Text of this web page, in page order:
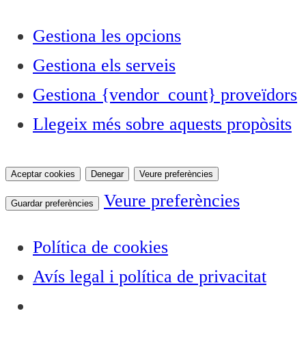
Gestiona les opcions
Gestiona els serveis
Gestiona {vendor_count} proveïdors
Llegeix més sobre aquests propòsits
Aceptar cookies Denegar Veure preferències
Guardar preferències Veure preferències
Política de cookies
Avís legal i política de privacitat